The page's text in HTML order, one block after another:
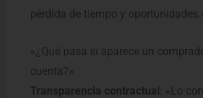
pérdida de tiempo y
«¿Qué pasa si aparece un
cuenta?»
Transparencia contractual : «Lo